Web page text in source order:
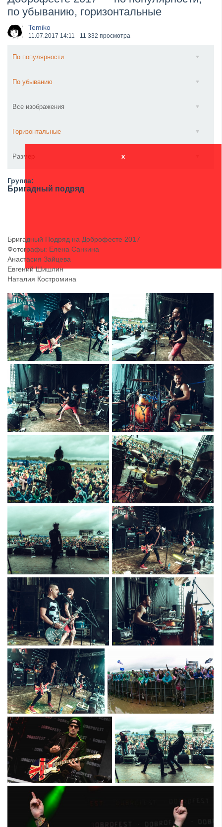
​Wacken Open Air 2027 объявил новую волну участ...
по убыванию, горизонтальные
Temiko
11.07.2017 14:11 11 332 просмотра
По популярности
По убыванию
Все изображения
Горизонтальные
Размер x
Группа:
Бригадный подряд
Бригадный Подряд на Доброфесте 2017
Фотографы: Елена Санкина
Анастасия Зайцева
Евгений Шишлин
Наталия Костромина